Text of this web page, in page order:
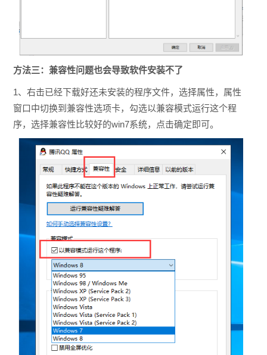
方法三：兼容性问题也会导致软件安装不了
1、右击已经下载好还未安装的程序文件，选择属性，属性
窗口中切换到兼容性选项卡，勾选以兼容模式运行这个程
序，选择兼容性比较好的win7系统，点击确定即可。